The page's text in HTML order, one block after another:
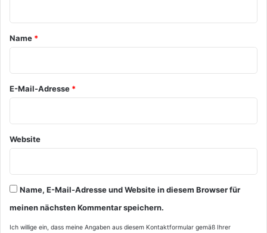
a
*
Name *
E-Mail-Adresse *
Website
Name, E-Mail-Adresse und Website in diesem Browser für
meinen nächsten Kommentar speichern.
Ich willige ein, dass meine Angaben aus diesem Kontaktformular gemäß Ihrer